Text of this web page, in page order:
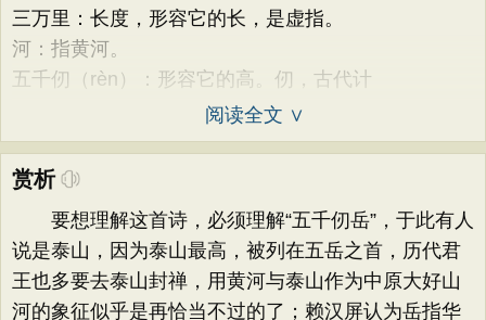
三万里：长度，形容它的长，是虚指。
河：指黄河。
五千仞（rèn）：形容它的高。仞，古代计
阅读全文 ∨
赏析
要想理解这首诗，必须理解“五千仞岳”，于此有人
说是泰山，因为泰山最高，被列在五岳之首，历代君
王也多要去泰山封禅，用黄河与泰山作为中原大好山
河的象征似乎是再恰当不过的了；赖汉屏认为岳指华